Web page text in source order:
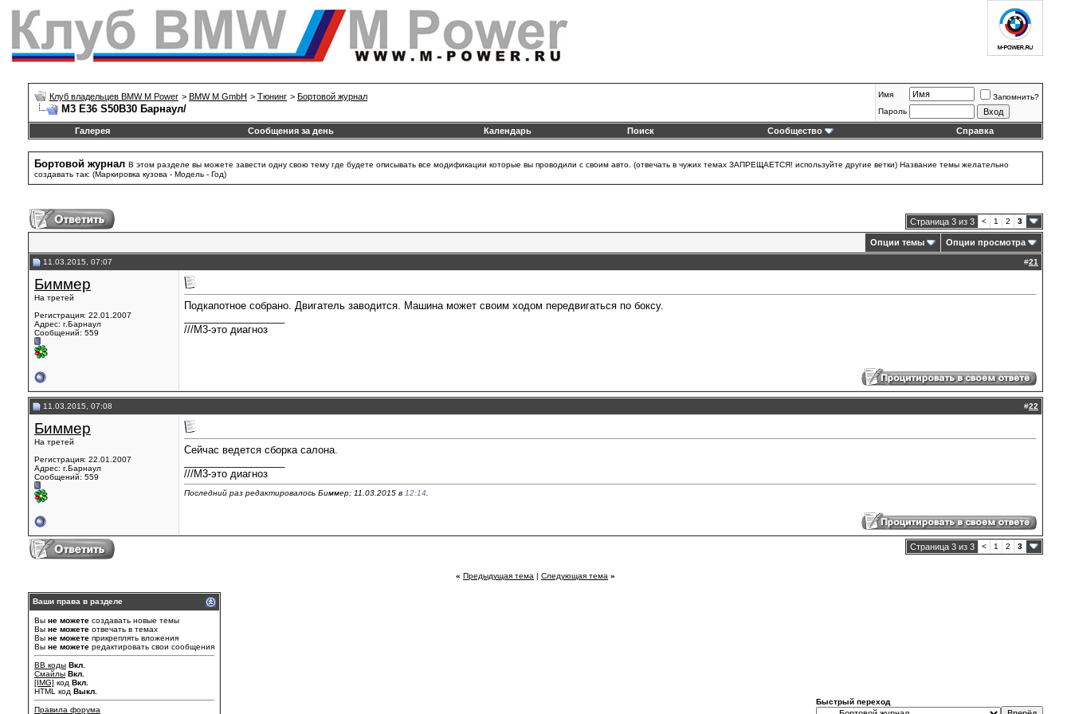
Клуб владельцев BMW M Power > BMW M GmbH > Тюнинг > Бортовой журнал
М3 Е36 S50B30 Барнаул/
Имя
Запомнить?
Пароль
Галерея Сообщения за день Календарь Поиск Сообщество Справка
Бортовой журнал В этом разделе вы можете завести одну свою тему где будете описывать все модификации которые вы проводили с своим авто. (отвечать в чужих темах ЗАПРЕЩАЕТСЯ! используйте другие ветки) Название темы желательно
создавать так: (Маркировка кузова - Модель - Год)
Страница 3 из 3 < 1 2 3
Опции темы Опции просмотра
11.03.2015, 07:07 #21
Биммер
На третей
Регистрация: 22.01.2007
Адрес: г.Барнаул
Сообщений: 559
Подкапотное собрано. Двигатель заводится. Машина может своим ходом передвигаться по боксу.
///М3-это диагноз
11.03.2015, 07:08 #22
Биммер
На третей
Регистрация: 22.01.2007
Адрес: г.Барнаул
Сообщений: 559
Сейчас ведется сборка салона.
///М3-это диагноз
Последний раз редактировалось Биммер; 11.03.2015 в 12:14.
Страница 3 из 3 < 1 2 3
« Предыдущая тема | Следующая тема »
Ваши права в разделе
Вы не можете создавать новые темы
Вы не можете отвечать в темах
Вы не можете прикреплять вложения
Вы не можете редактировать свои сообщения
BB коды Вкл.
Смайлы Вкл.
[IMG] код Вкл.
HTML код Выкл.
Правила форума
Быстрый переход